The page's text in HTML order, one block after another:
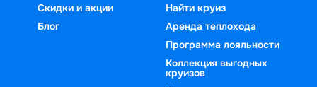
Скидки и акции
Блог
Найти круиз
Аренда теплохода
Программа лояльности
Коллекция выгодных
круизов